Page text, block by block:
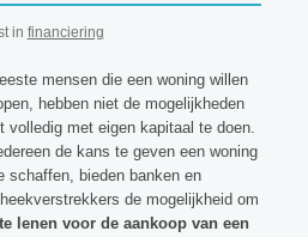
in financiering
mensen die een woning willen
hebben niet de mogelijkheden
volledig met eigen kapitaal te doen.
de kans te geven een woning
schaffen, bieden banken en
de mogelijkheid om
lenen voor de aankoop van een